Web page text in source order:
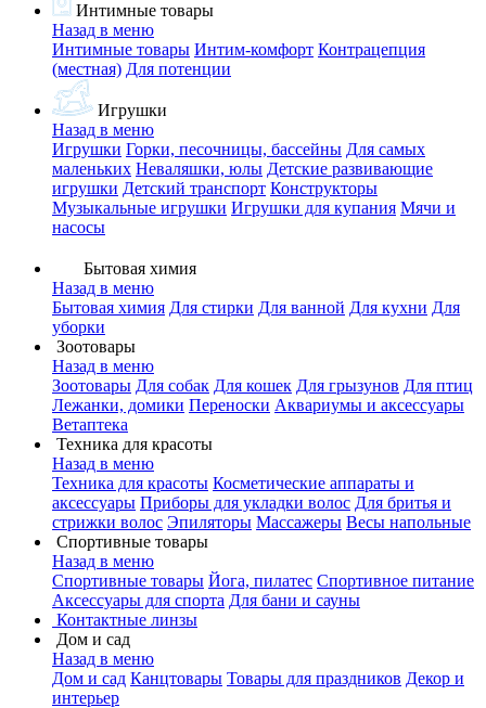
Интимные товары
Назад в меню
Интимные товары Интим-комфорт Контрацепция
(местная) Для потенции
Игрушки
Назад в меню
Игрушки Горки, песочницы, бассейны Для самых
маленьких Неваляшки, юлы Детские развивающие
игрушки Детский транспорт Конструкторы
Музыкальные игрушки Игрушки для купания Мячи и
насосы
Бытовая химия
Назад в меню
Бытовая химия Для стирки Для ванной Для кухни Для
уборки
Зоотовары
Назад в меню
Зоотовары Для собак Для кошек Для грызунов Для птиц
Лежанки, домики Переноски Аквариумы и аксессуары
Ветаптека
Техника для красоты
Назад в меню
Техника для красоты Косметические аппараты и
аксессуары Приборы для укладки волос Для бритья и
стрижки волос Эпиляторы Массажеры Весы напольные
Спортивные товары
Назад в меню
Спортивные товары Йога, пилатес Спортивное питание
Аксессуары для спорта Для бани и сауны
Контактные линзы
Дом и сад
Назад в меню
Дом и сад Канцтовары Товары для праздников Декор и
интерьер